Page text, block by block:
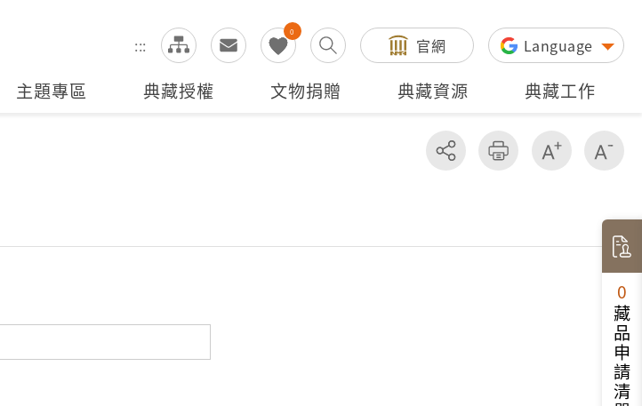
:::
0
全站搜尋 官網 Language
主題專區 典藏授權 文物捐贈 典藏資源 典藏工作
分享 友善列印 增加字級
0
藏品申請清單